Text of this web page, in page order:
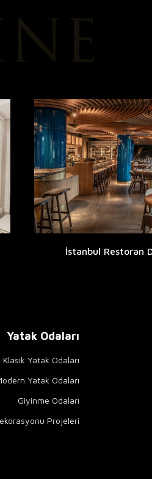
İstanbul Restoran
Yatak Odaları
Klasik Yatak Odaları
Yatak Odaları
Giyinme Odaları
Projeleri